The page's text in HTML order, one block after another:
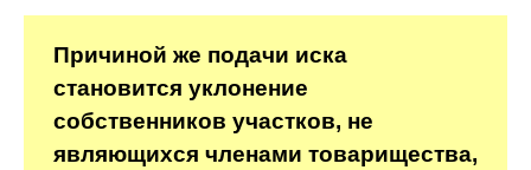
Причиной же подачи иска
становится уклонение
собственников участков, не
являющихся членами товарищества,